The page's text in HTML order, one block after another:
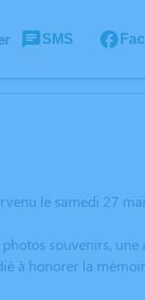
SMS
le samedi 27
souvenirs,
à honorer la